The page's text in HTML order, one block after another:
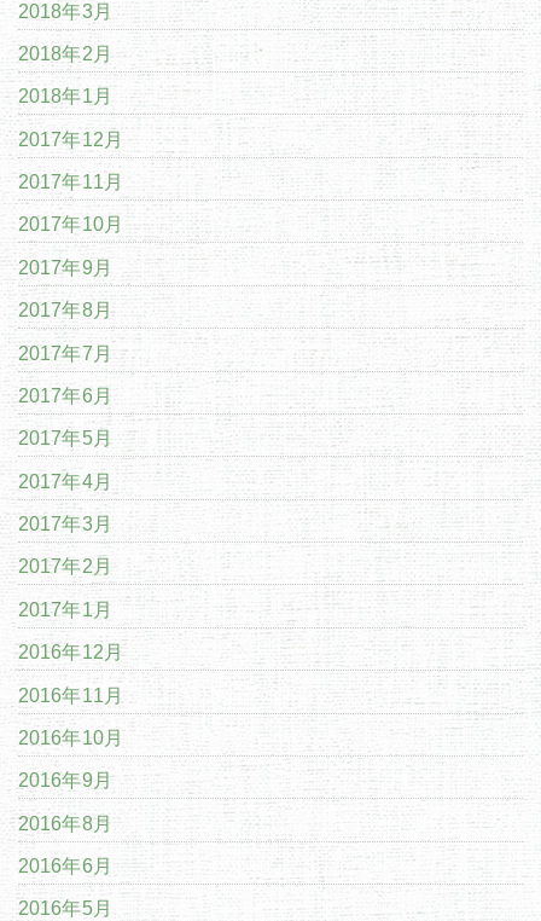
2018年3月
2018年2月
2018年1月
2017年12月
2017年11月
2017年10月
2017年9月
2017年8月
2017年7月
2017年6月
2017年5月
2017年4月
2017年3月
2017年2月
2017年1月
2016年12月
2016年11月
2016年10月
2016年9月
2016年8月
2016年6月
2016年5月